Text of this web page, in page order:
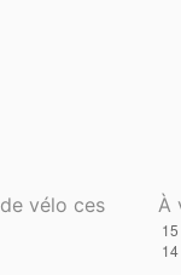
vélo ces
À